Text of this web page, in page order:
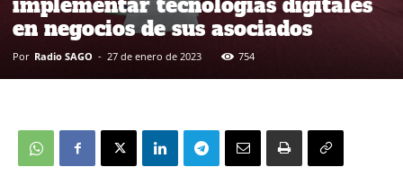
implementar tecnologías digitales
en negocios de sus asociados
Por Radio SAGO - 27 de enero de 2023 754